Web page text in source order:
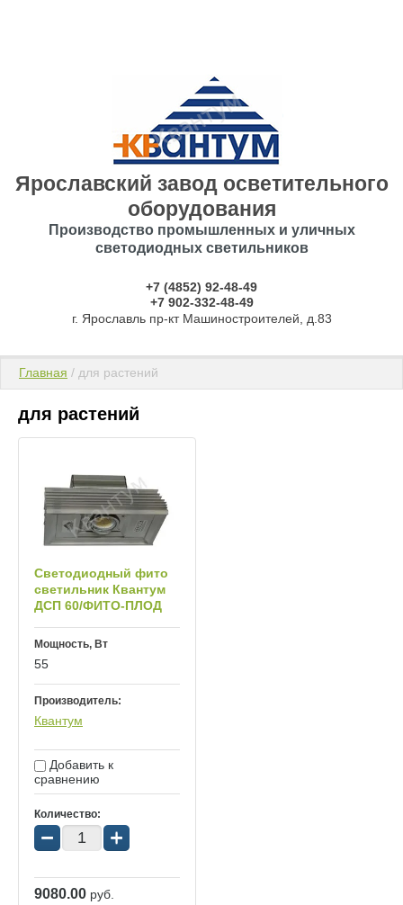
Ярославский завод осветительного
оборудования
Производство промышленных и уличных
светодиодных светильников
+7 (4852) 92-48-49
​​​​​​​+7 902-332-48-49
г. Ярославль пр-кт Машиностроителей, д.83
Главная / для растений
для растений
Светодиодный фито
светильник Квантум
ДСП 60/ФИТО-ПЛОД
Мощность, Вт
55
Производитель:
Квантум
Добавить к
сравнению
Количество:
− +
9080.00 руб.